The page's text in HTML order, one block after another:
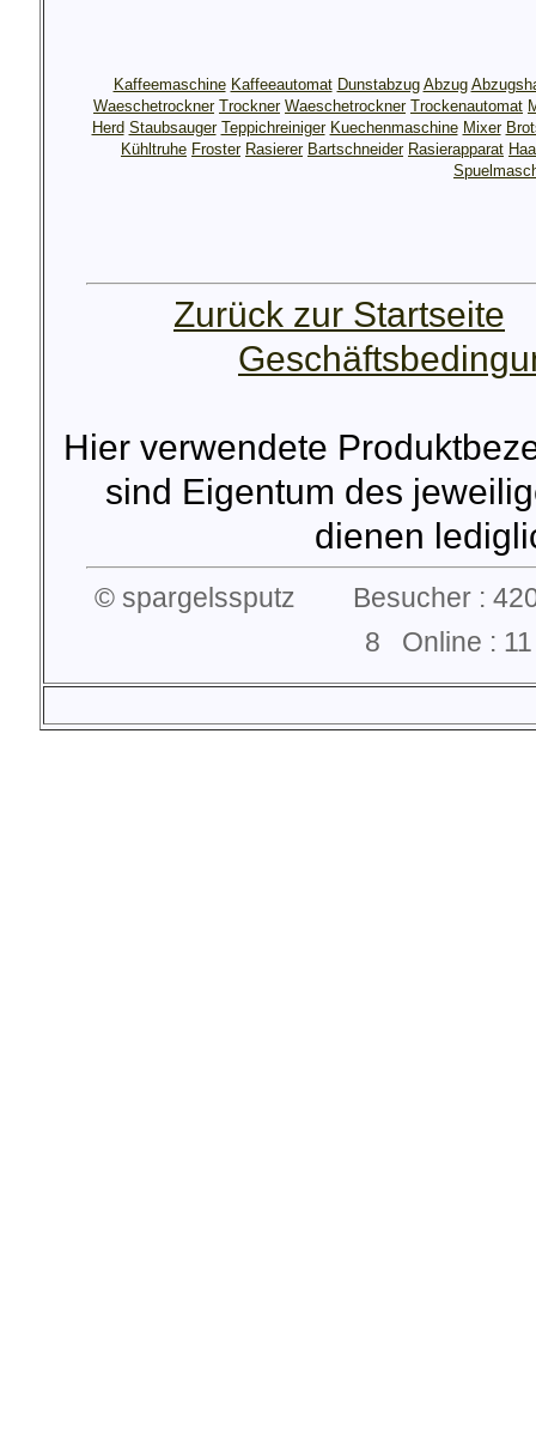
Kaffeemaschine Kaffeeautomat Dunstabzug Abzug
Waeschetrockner Trockner Waeschetrockner Trockenautomat
Herd Staubsauger Teppichreiniger Kuechenmaschine Mixer
Kühltruhe Froster Rasierer Bartschneider Rasierapparat
Zurück zur Startseite
Hier verwendete
sind Eigentum des
dienen
© spargelssputz Besucher :
8 Online :